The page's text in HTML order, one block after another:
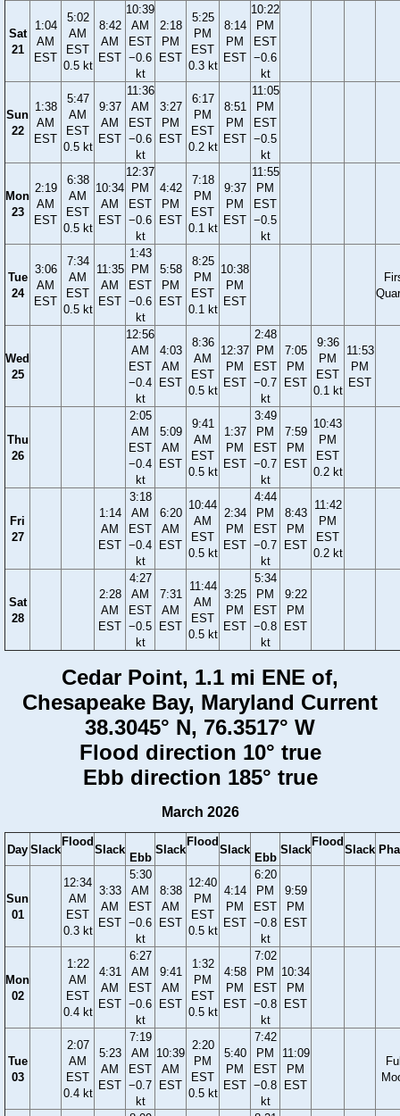
Sat
21
1:04
AM
EST
5:02
AM
EST
0.5 kt
8:42
AM
EST
10:39
AM
EST
−0.6
kt
2:18
PM
EST
5:25
PM
EST
0.3 kt
8:14
PM
EST
10:22
PM
EST
−0.6
kt
Sun
22
1:38
AM
EST
5:47
AM
EST
0.5 kt
9:37
AM
EST
11:36
AM
EST
−0.6
kt
3:27
PM
EST
6:17
PM
EST
0.2 kt
8:51
PM
EST
11:05
PM
EST
−0.5
kt
Mon
23
2:19
AM
EST
6:38
AM
EST
0.5 kt
10:34
AM
EST
12:37
PM
EST
−0.6
kt
4:42
PM
EST
7:18
PM
EST
0.1 kt
9:37
PM
EST
11:55
PM
EST
−0.5
kt
Tue
24
3:06
AM
EST
7:34
AM
EST
0.5 kt
11:35
AM
EST
1:43
PM
EST
−0.6
kt
5:58
PM
EST
8:25
PM
EST
0.1 kt
10:38
PM
EST
Wed
25
12:56
AM
EST
−0.4
kt
4:03
AM
EST
8:36
AM
EST
0.5 kt
12:37
PM
EST
2:48
PM
EST
−0.7
kt
7:05
PM
EST
9:36
PM
EST
0.1 kt
11:53
PM
EST
Thu
26
2:05
AM
EST
−0.4
kt
5:09
AM
EST
9:41
AM
EST
0.5 kt
1:37
PM
EST
3:49
PM
EST
−0.7
kt
7:59
PM
EST
10:43
PM
EST
0.2 kt
Fri
27
1:14
AM
EST
3:18
AM
EST
−0.4
kt
6:20
AM
EST
10:44
AM
EST
0.5 kt
2:34
PM
EST
4:44
PM
EST
−0.7
kt
8:43
PM
EST
11:42
PM
EST
0.2 kt
Sat
28
2:28
AM
EST
4:27
AM
EST
−0.5
kt
7:31
AM
EST
11:44
AM
EST
0.5 kt
3:25
PM
EST
5:34
PM
EST
−0.8
kt
9:22
PM
EST
Cedar Point, 1.1 mi ENE of,
Chesapeake Bay, Maryland Current
38.3045° N, 76.3517° W
Flood direction 10° true
Ebb direction 185° true
March 2026
Day Slack
Flood
Slack
Ebb
Slack
Flood
Slack
Ebb
Slack
Flood
Slack
Sun
01
12:34
AM
EST
0.3 kt
3:33
AM
EST
5:30
AM
EST
−0.6
kt
8:38
AM
EST
12:40
PM
EST
0.5 kt
4:14
PM
EST
6:20
PM
EST
−0.8
kt
9:59
PM
EST
Mon
02
1:22
AM
EST
0.4 kt
4:31
AM
EST
6:27
AM
EST
−0.6
kt
9:41
AM
EST
1:32
PM
EST
0.5 kt
4:58
PM
EST
7:02
PM
EST
−0.8
kt
10:34
PM
EST
Tue
03
2:07
AM
EST
0.4 kt
5:23
AM
EST
7:19
AM
EST
−0.7
kt
10:39
AM
EST
2:20
PM
EST
0.5 kt
5:40
PM
EST
7:42
PM
EST
−0.8
kt
11:09
PM
EST